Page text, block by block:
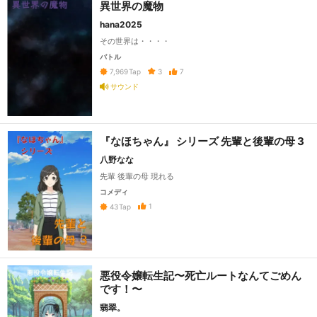
異世界の魔物
hana2025
その世界は・・・・
バトル
7,969Tap 3
7
サウンド
『なほちゃん』 シリーズ 先輩と後輩の母 3
八野なな
先輩 後輩の母 現れる
コメディ
43Tap 1
悪役令嬢転生記〜死亡ルートなんてごめん
です！〜
翡翠。